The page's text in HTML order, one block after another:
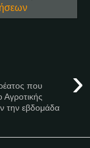
›
που
την εβδομάδα